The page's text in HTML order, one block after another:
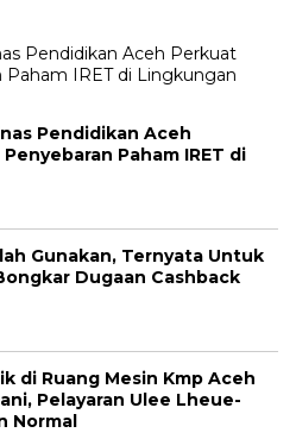
Pendidikan Aceh
Paham IRET di
Gunakan, Ternyata Untuk
Dugaan Cashback
di Ruang Mesin Kmp Aceh
Pelayaran Ulee Lheue-
Normal